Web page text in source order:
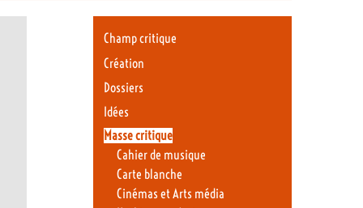
Champ critique
Création
Dossiers
Idées
Masse critique
Cahier de musique
Carte blanche
Cinémas et Arts média